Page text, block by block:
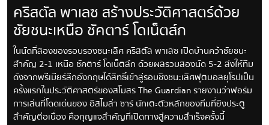
คริสตัล พาเลซ สร้างประวัติศาสตร์ด้วย
ชัยชนะเหนือ ชัคตาร์ โดเน็ตส์ก
ในนัดที่สองของรอบรองชนะเลิศ คริสตัล พาเลซ เปิดบ้านคว้าชัยชนะ
สำคัญ 2-1 เหนือ ชัคตาร์ โดเน็ตส์ก ด้วยผลรวมสองนัด 5-2 ส่งให้ทีม
ดังจากพรีเมียร์ลีกอังกฤษได้สิทธิ์เข้าสู่รอบชิงชนะเลิศฟุตบอลยุโรปเป็น
ครั้งแรกในประวัติศาสตร์ของสโมสร The Guardian รายงานว่าฟอร์ม
การเล่นที่โดดเด่นของ อิสไมล่า ซาร์ นักเตะตัวหลักของทีมที่ยิงประตู
สำคัญต่อเนื่อง คือกุญแจสำคัญที่เปิดทางสู่ความสำเร็จครั้งนี้